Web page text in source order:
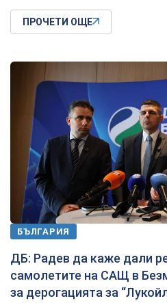
ПРОЧЕТИ ОЩЕ
БЪЛГАРИЯ
ДБ: Радев да каже дали
самолетите на САЩ в
за дерогацията за